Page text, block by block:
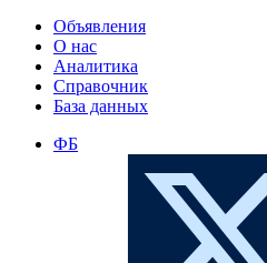
Объявления
О нас
Аналитика
Справочник
База данных
ФБ